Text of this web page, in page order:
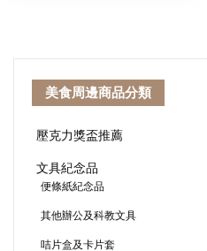
美食周邊商品分類
壓克力獎盃推薦
文具紀念品
便條紙紀念品
其他辦公及科教文具
咭片盒及卡片套